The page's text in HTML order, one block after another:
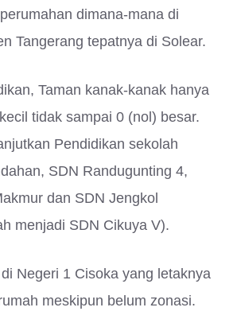
dimana-mana di
Tangerang tepatnya di Solear.
Taman kanak-kanak hanya
tidak sampai 0 (nol) besar.
Pendidikan sekolah
SDN Randugunting 4,
dan SDN Jengkol
menjadi SDN Cikuya V).
Negeri 1 Cisoka yang letaknya
meskipun belum zonasi.